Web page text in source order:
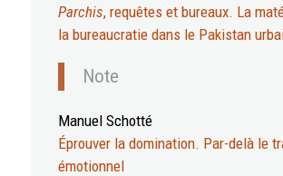
Parchis, requêtes et bureaux. La
la bureaucratie dans le Pakistan
Note
Manuel Schotté
Éprouver la domination. Par-delà le
émotionnel